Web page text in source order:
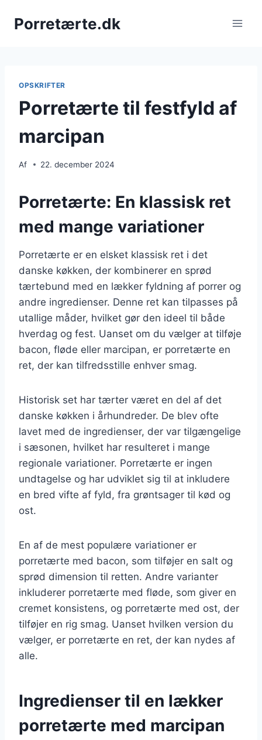
Porretærte.dk
OPSKRIFTER
Porretærte til festfyld af
marcipan
Af 22. december 2024
Porretærte: En klassisk ret
med mange variationer
Porretærte er en elsket klassisk ret i det
danske køkken, der kombinerer en sprød
tærtebund med en lækker fyldning af porrer og
andre ingredienser. Denne ret kan tilpasses på
utallige måder, hvilket gør den ideel til både
hverdag og fest. Uanset om du vælger at tilføje
bacon, fløde eller marcipan, er porretærte en
ret, der kan tilfredsstille enhver smag.
Historisk set har tærter været en del af det
danske køkken i århundreder. De blev ofte
lavet med de ingredienser, der var tilgængelige
i sæsonen, hvilket har resulteret i mange
regionale variationer. Porretærte er ingen
undtagelse og har udviklet sig til at inkludere
en bred vifte af fyld, fra grøntsager til kød og
ost.
En af de mest populære variationer er
porretærte med bacon, som tilføjer en salt og
sprød dimension til retten. Andre varianter
inkluderer porretærte med fløde, som giver en
cremet konsistens, og porretærte med ost, der
tilføjer en rig smag. Uanset hvilken version du
vælger, er porretærte en ret, der kan nydes af
alle.
Ingredienser til en lækker
porretærte med marcipan